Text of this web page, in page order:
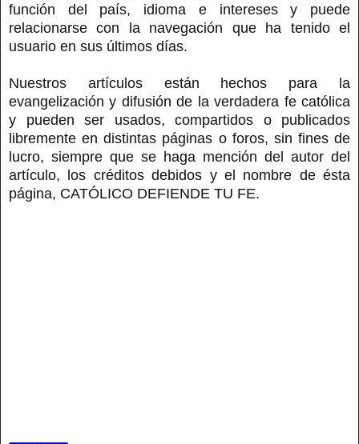
función del país, idioma e intereses y puede
relacionarse con la navegación que ha tenido el
usuario en sus últimos días.
Nuestros artículos están hechos para la
evangelización y difusión de la verdadera fe católica
y pueden ser usados, compartidos o publicados
libremente en distintas páginas o foros, sin fines de
lucro, siempre que se haga mención del autor del
artículo, los créditos debidos y el nombre de ésta
página, CATÓLICO DEFIENDE TU FE.